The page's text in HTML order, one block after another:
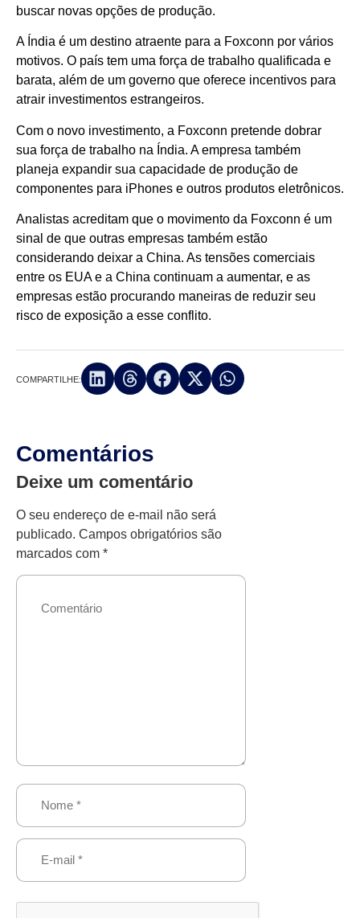
buscar novas opções de produção.
A Índia é um destino atraente para a Foxconn por vários
motivos. O país tem uma força de trabalho qualificada e
barata, além de um governo que oferece incentivos para
atrair investimentos estrangeiros.
Com o novo investimento, a Foxconn pretende dobrar
sua força de trabalho na Índia. A empresa também
planeja expandir sua capacidade de produção de
componentes para iPhones e outros produtos eletrônicos.
Analistas acreditam que o movimento da Foxconn é um
sinal de que outras empresas também estão
considerando deixar a China. As tensões comerciais
entre os EUA e a China continuam a aumentar, e as
empresas estão procurando maneiras de reduzir seu
risco de exposição a esse conflito.
COMPARTILHE:
Comentários
Deixe um comentário
O seu endereço de e-mail não será
publicado. Campos obrigatórios são
marcados com *